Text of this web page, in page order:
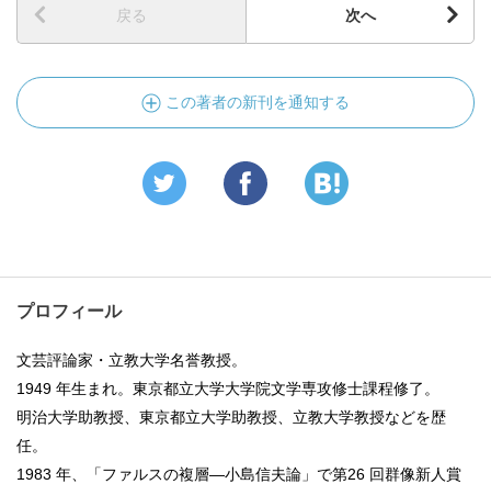
戻る 次へ
この著者の新刊を通知する
プロフィール
文芸評論家・立教大学名誉教授。
1949 年生まれ。東京都立大学大学院文学専攻修士課程修了。
明治大学助教授、東京都立大学助教授、立教大学教授などを歴
任。
1983 年、「ファルスの複層—小島信夫論」で第26 回群像新人賞